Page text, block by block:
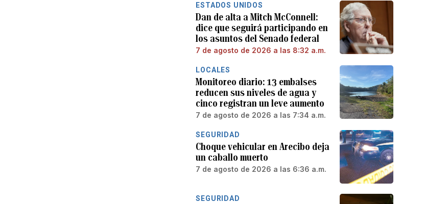
ESTADOS UNIDOS
Dan de alta a Mitch McConnell:
dice que seguirá participando en
los asuntos del Senado federal
7 de agosto de 2026 a las 8:32 a.m.
LOCALES
Monitoreo diario: 13 embalses
reducen sus niveles de agua y
cinco registran un leve aumento
7 de agosto de 2026 a las 7:34 a.m.
SEGURIDAD
Choque vehicular en Arecibo deja
un caballo muerto
7 de agosto de 2026 a las 6:36 a.m.
SEGURIDAD